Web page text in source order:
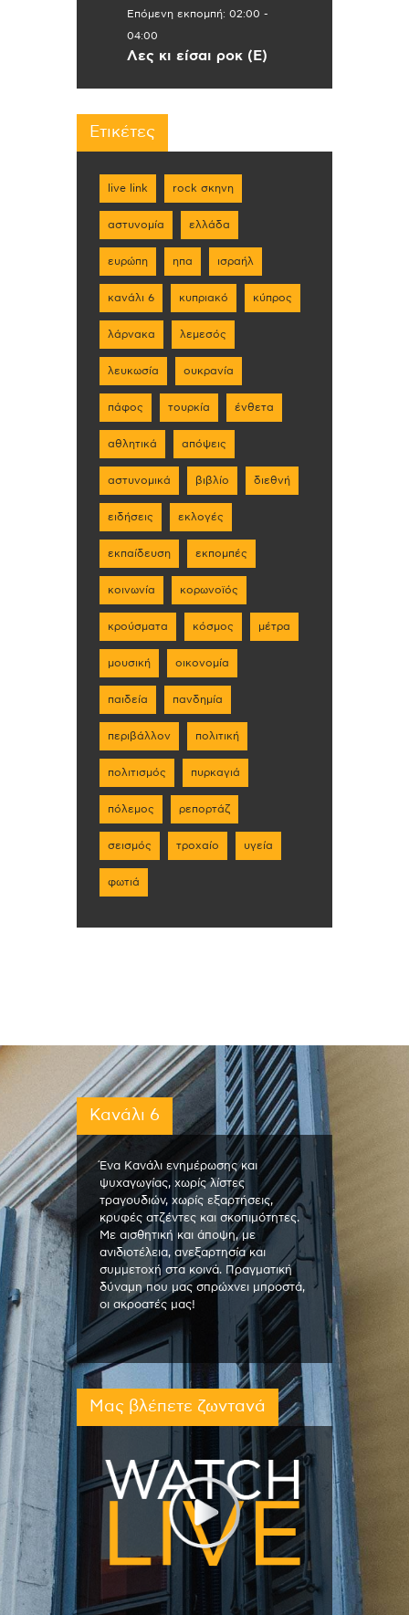
Επόμενη εκπομπή: 02:00 -
04:00
Λες κι είσαι ροκ (Ε)
Ετικέτες
live link rock σκηνη
αστυνομία ελλάδα
ευρώπη ηπα ισραήλ
κανάλι 6 κυπριακό κύπρος
λάρνακα λεμεσός
λευκωσία ουκρανία
πάφος τουρκία ένθετα
αθλητικά απόψεις
αστυνομικά βιβλίο διεθνή
ειδήσεις εκλογές
εκπαίδευση εκπομπές
κοινωνία κορωνοϊός
κρούσματα κόσμος μέτρα
μουσική οικονομία
παιδεία πανδημία
περιβάλλον πολιτική
πολιτισμός πυρκαγιά
πόλεμος ρεπορτάζ
σεισμός τροχαίο υγεία
φωτιά
Κανάλι 6
Ένα Κανάλι ενημέρωσης και
ψυχαγωγίας, χωρίς λίστες
τραγουδιών, χωρίς εξαρτήσεις,
κρυφές ατζέντες και σκοπιμότητες.
Με αισθητική και άποψη, με
ανιδιοτέλεια, ανεξαρτησία και
συμμετοχή στα κοινά. Πραγματική
δύναμη που μας σπρώχνει μπροστά,
οι ακροατές μας!
Μας βλέπετε ζωντανά